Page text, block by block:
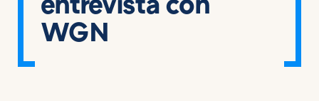
entrevista con
WGN